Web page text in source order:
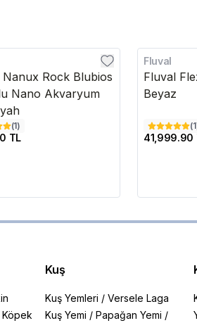
Nanux Rock Blubios
Nano Akvaryum
(1)
TL
Fluval
Fluval
Beyaz
(1
41,999.90
Köpek
Kuş
Kuş Yemleri / Versele Laga
Kuş Yemi / Papağan Yemi /